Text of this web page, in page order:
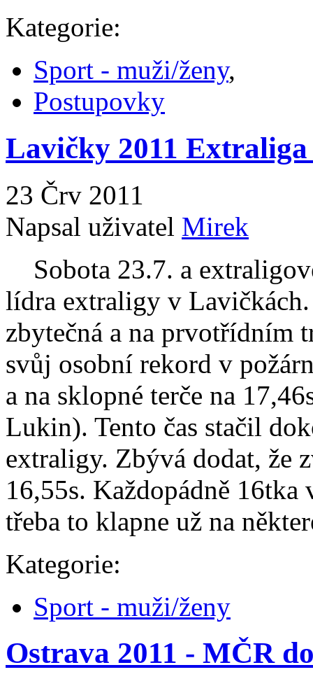
Kategorie:
Sport - muži/ženy,
Postupovky
Lavičky 2011
23 Črv 2011
Napsal uživatel Mirek
Sobota 23.7. a
lídra extraligy v
zbytečná a na prvotřídním
svůj osobní rekord v
a na sklopné terče na
Lukin). Tento čas stačil
extraligy. Zbývá dodat, že
16,55s. Každopádně 16tka
třeba to klapne už na
Kategorie:
Sport - muži/ženy
Ostrava 2011 - MČR